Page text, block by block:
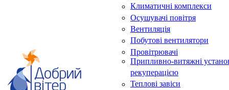
Климатичні комплекси
Осушувачі повітря
Вентиляція
Побутові вентилятори
Провітрювачі
Припливно-витяжні
рекуперацією
Теплові завіси